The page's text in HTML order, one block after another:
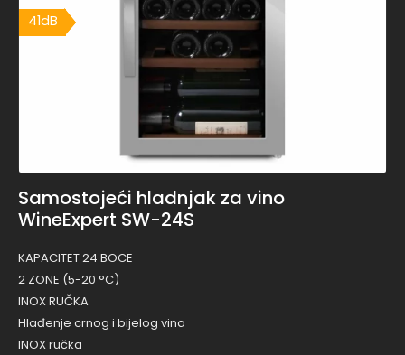
41dB
41dB
Samostojeći hladnjak za vino
WineExpert SW-24S
KAPACITET 24 BOCE
2 ZONE (5-20 °C)
INOX RUČKA
Hlađenje crnog i bijelog vina
INOX ručka